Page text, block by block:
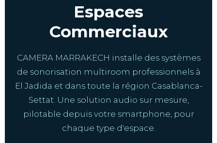
Espaces
Commerciaux
CAMERA MARRAKECH installe des systèmes
de sonorisation multiroom professionnels à
El Jadida et dans toute la région Casablanca-
Settat. Une solution audio sur mesure,
pilotable depuis votre smartphone, pour
chaque type d'espace.